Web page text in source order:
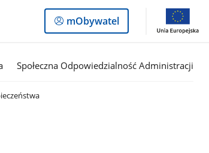
Logowanie
do
mObywatel
Społeczna Odpowiedzialność Administracji